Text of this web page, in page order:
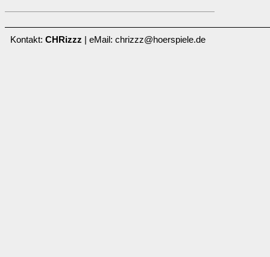
Kontakt: CHRizzz | eMail: chrizzz@hoerspiele.de